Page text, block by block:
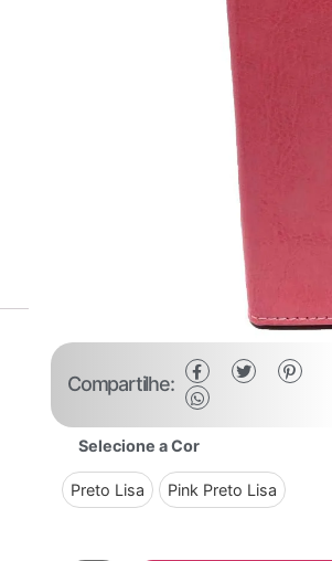
Compartilhe:
Selecione a Cor
Preto Lisa Pink Preto Lisa